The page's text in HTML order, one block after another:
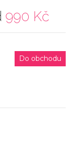
990 Kč
Do obchodu